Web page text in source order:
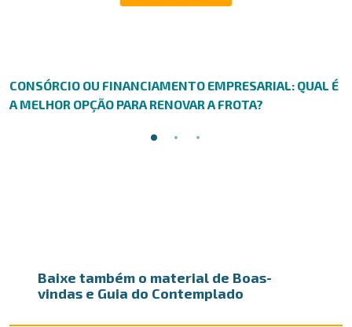
CONSÓRCIO OU FINANCIAMENTO EMPRESARIAL: QUAL É
A MELHOR OPÇÃO PARA RENOVAR A FROTA?
Baixe também o material de Boas-
vindas e Guia do Contemplado